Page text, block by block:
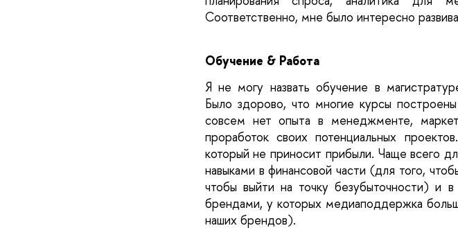
Соответственно, мне было интересно
Обучение & Работа
Я не могу назвать обучение в
Было здорово, что многие курсы
совсем нет опыта в менеджменте,
проработок своих потенциальных
который не приносит прибыли. Чаще всего
навыками в финансовой части (для того,
чтобы выйти на точку безубыточности) и
брендами, у которых медиаподдержка
наших брендов).